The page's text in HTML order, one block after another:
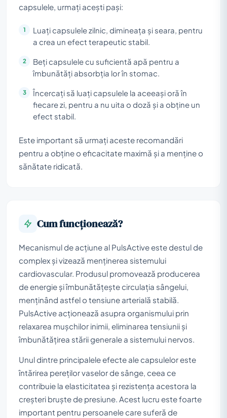
capsulele, urmați acești pași:
Luați capsulele zilnic, dimineața și seara, pentru
a crea un efect terapeutic stabil.
Beți capsulele cu suficientă apă pentru a
îmbunătăți absorbția lor în stomac.
Încercați să luați capsulele la aceeași oră în
fiecare zi, pentru a nu uita o doză și a obține un
efect stabil.
Este important să urmați aceste recomandări
pentru a obține o eficacitate maximă și a menține o
sănătate ridicată.
Cum funcționează?
Mecanismul de acțiune al PulsActive este destul de
complex și vizează menținerea sistemului
cardiovascular. Produsul promovează producerea
de energie și îmbunătățește circulația sângelui,
menținând astfel o tensiune arterială stabilă.
PulsActive acționează asupra organismului prin
relaxarea mușchilor inimii, eliminarea tensiunii și
îmbunătățirea stării generale a sistemului nervos.
Unul dintre principalele efecte ale capsulelor este
întărirea pereților vaselor de sânge, ceea ce
contribuie la elasticitatea și rezistența acestora la
creșteri bruște de presiune. Acest lucru este foarte
important pentru persoanele care suferă de